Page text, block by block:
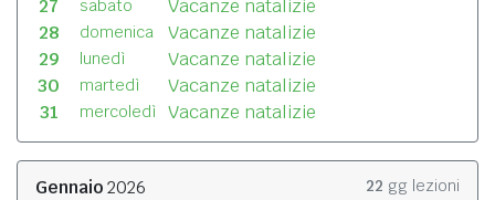
27 sabato
Vacanze natalizie
28
domenica
Vacanze natalizie
29
lunedì
Vacanze natalizie
30
martedì
Vacanze natalizie
31
mercoledì Vacanze natalizie
Gennaio2026 22 gg lezioni